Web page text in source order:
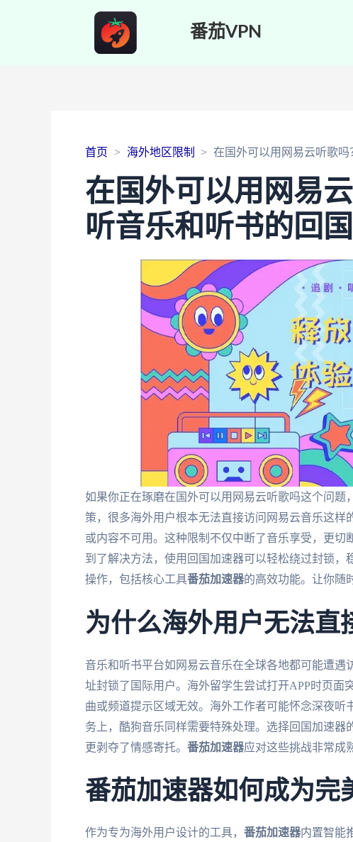
番茄VPN
首页 海外地区限制 在国外可以用网易云听歌
在国外可以用网易
听音乐和听书的回
如果你正在琢磨在国外可以用网易云听歌吗这个问
策，很多海外用户根本无法直接访问网易云音乐这
或内容不可用。这种限制不仅中断了音乐享受，更
到了解决方法，使用回国加速器可以轻松绕过封锁
操作，包括核心工具番茄加速器的高效功能。让你随
为什么海外用户无法直
音乐和听书平台如网易云音乐在全球各地都可能遭
址封锁了国际用户。海外留学生尝试打开APP时页
曲或频道提示区域无效。海外工作者可能怀念深夜
务上，酷狗音乐同样需要特殊处理。选择回国加速器
更剥夺了情感寄托。 番茄加速器应对这些挑战非常成
番茄加速器如何成为完
作为专为海外用户设计的工具， 番茄加速器内置智能